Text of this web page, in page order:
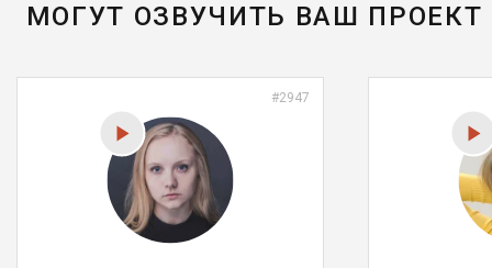
МОГУТ ОЗВУЧИТЬ ВАШ ПРОЕКТ
#2947